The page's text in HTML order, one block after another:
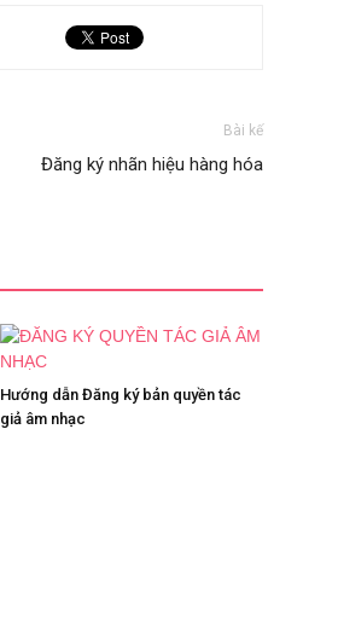
Bài kế
Đăng ký nhãn hiệu hàng hóa
Hướng dẫn Đăng ký bản quyền tác
giả âm nhạc